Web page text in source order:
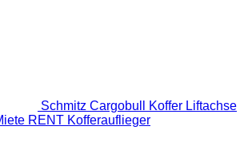
Schmitz Cargobull Koffer Liftachse
RENT Kofferauflieger